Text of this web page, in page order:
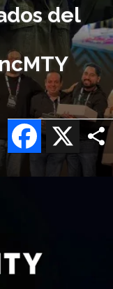
del
X
Facebook